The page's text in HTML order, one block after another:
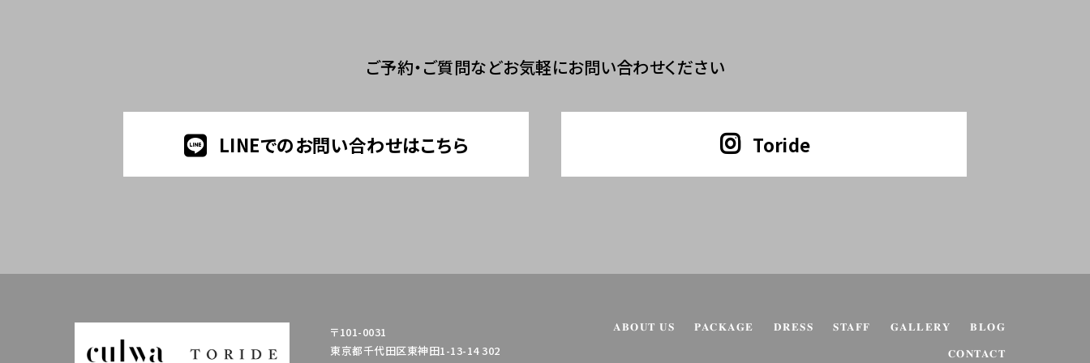
ご予約・ご質問などお気軽にお問い合わせください
LINEでのお問い合わせはこちら Toride
〒101-0031
東京都千代田区東神田1-13-14 302
ABOUT US PACKAGE DRESS STAFF GALLERY BLOG
CONTACT